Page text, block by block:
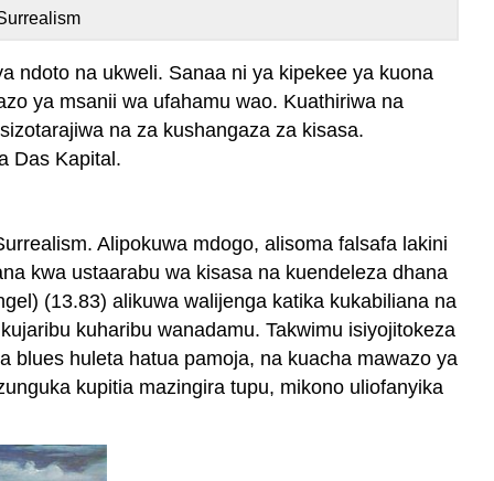
ndoto na ukweli. Sanaa ni ya kipekee ya kuona
ya msanii wa ufahamu wao. Kuathiriwa na
na za kushangaza za kisasa.
Das Kapital.
Alipokuwa mdogo, alisoma falsafa lakini
kwa ustaarabu wa kisasa na kuendeleza dhana
(13.83) alikuwa walijenga katika kukabiliana na
kuharibu wanadamu. Takwimu isiyojitokeza
blues huleta hatua pamoja, na kuacha mawazo ya
kupitia mazingira tupu, mikono uliofanyika